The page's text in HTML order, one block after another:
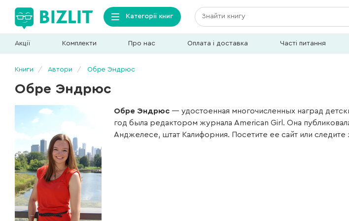
Категорії книг
Акції Комплекти Про нас Оплата і доставка Часті питання
Книги Автори Обре Эндрюс
Обре Эндрюс
Обре Эндрюс — удостоенная многочисленных наград
год была редактором журнала American Girl. Она
Анджелесе, штат Калифорния. Посетите ее сайт или